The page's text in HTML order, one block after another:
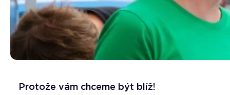
Protože vám chceme být blíž!